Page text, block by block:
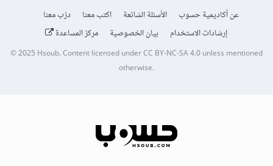
عن أكاديمية حسوب الأسئلة الشائعة اكتب معنا
درّب معنا
إرشادات الاستخدام
بيان الخصوصية مركز المساعدة
© 2025Hsoub.Content licensed underCC BY-NC-SA 4.0unless mentioned
otherwise.